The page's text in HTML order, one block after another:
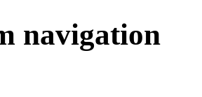
navigation